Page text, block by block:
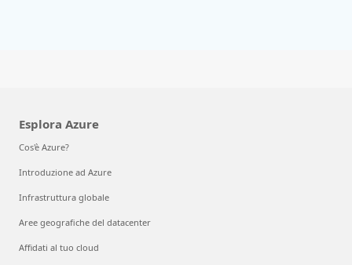
Esplora Azure
Cos'è Azure?
Introduzione ad Azure
Infrastruttura globale
Aree geografiche del datacenter
Affidati al tuo cloud